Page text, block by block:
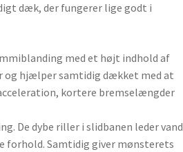
dæk, der fungerer lige godt i
med et højt indhold af
og hjælper samtidig dækket med at
kortere bremselængder
De dybe riller i slidbanen leder vand
forhold. Samtidig giver mønsterets